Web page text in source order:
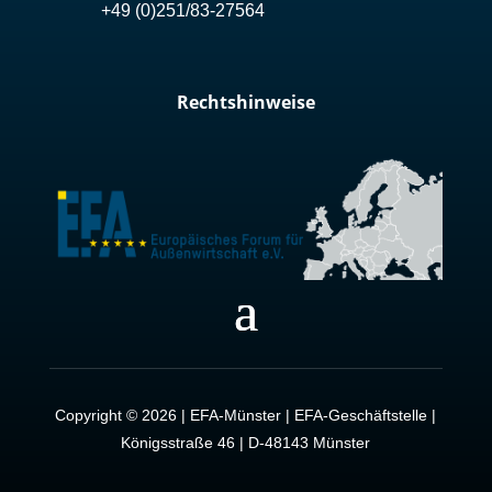
+49 (0)251/83-27564
Rechtshinweise
Copyright © 2026 | EFA-Münster | EFA-Geschäftstelle |
Königsstraße 46 | D-48143 Münster